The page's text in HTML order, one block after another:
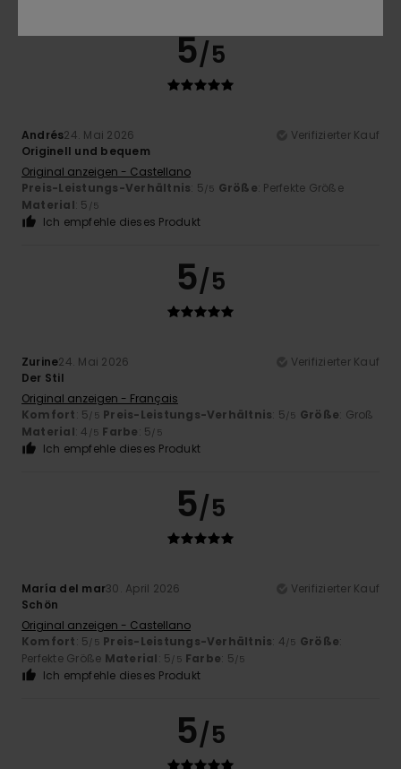
5/5
Andrés24. Mai 2026
Verifizierter Kauf
Originell und bequem
Original anzeigen - Castellano
Preis-Leistungs-Verhältnis: 5/5 Größe: Perfekte Größe
Material: 5 /5
Ich empfehle dieses Produkt
5/5
Zurine24. Mai 2026
Verifizierter Kauf
Der Stil
Original anzeigen - Français
Komfort: 5/5 Preis-Leistungs-Verhältnis: 5/5 Größe: Groß
Material: 4 /5 Farbe: 5/5
Ich empfehle dieses Produkt
5/5
María del mar30. April 2026
Verifizierter Kauf
Schön
Original anzeigen - Castellano
Komfort: 5/5 Preis-Leistungs-Verhältnis: 4/5 Größe:
Perfekte Größe Material: 5/5 Farbe: 5/5
Ich empfehle dieses Produkt
5/5